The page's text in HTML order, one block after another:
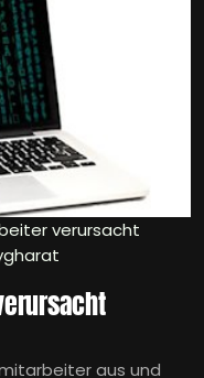
verursacht
aus und